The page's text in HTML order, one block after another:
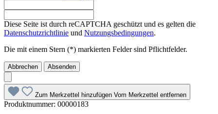
Diese Seite ist durch reCAPTCHA geschützt und es gelten die
Datenschutzrichtlinie und Nutzungsbedingungen.
Die mit einem Stern (*) markierten Felder sind Pflichtfelder.
Abbrechen Absenden
Zum Merkzettel hinzufügen Vom Merkzettel entfernen
Produktnummer: 00000183